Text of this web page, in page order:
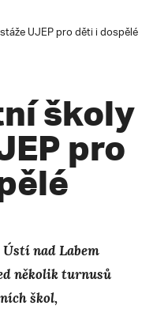
UJEP pro děti i dospělé
školy
pro
nad Labem
několik turnusů
škol,